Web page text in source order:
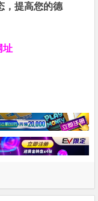
，提高您的德
址